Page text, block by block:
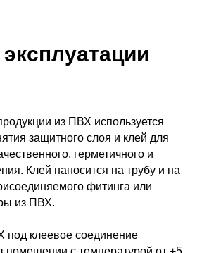
из ПВХ используется
защитного слоя и клей для
герметичного и
Клей наносится на трубу и на
фитинга или
из ПВХ.
под клеевое соединение